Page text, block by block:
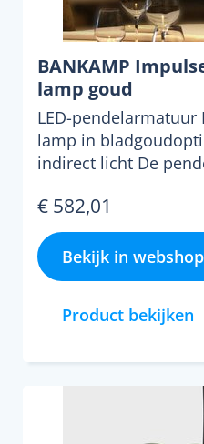
BANKAMP
lamp goud
LED-
lamp in
indirect licht De
€ 582,01
Bekijk in webshop
Product bekijken